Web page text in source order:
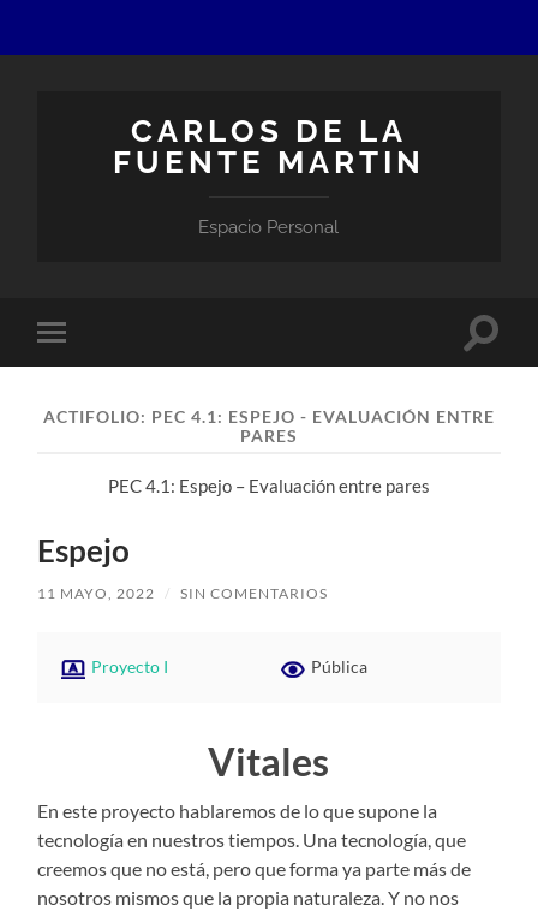
CARLOS DE LA
FUENTE MARTIN
Espacio Personal
Alternar
el
móvil
ACTIFOLIO: PEC 4.1: ESPEJO - EVALUACIÓN ENTRE
PARES
PEC 4.1: Espejo – Evaluación entre pares
Espejo
11 MAYO, 2022 / SIN COMENTARIOS
Proyecto I Pública
Vitales
En este proyecto hablaremos de lo que supone la
tecnología en nuestros tiempos. Una tecnología, que
creemos que no está, pero que forma ya parte más de
nosotros mismos que la propia naturaleza. Y no nos